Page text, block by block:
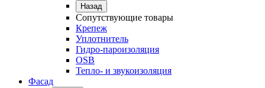
Назад
Сопутствующие товары
Крепеж
Уплотнитель
Гидро-пароизоляция
OSB
Тепло- и звукоизоляция
Фасад